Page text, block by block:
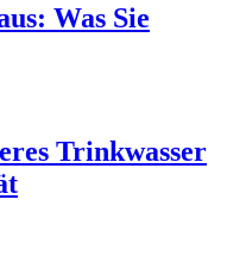
Was Sie
Trinkwasser